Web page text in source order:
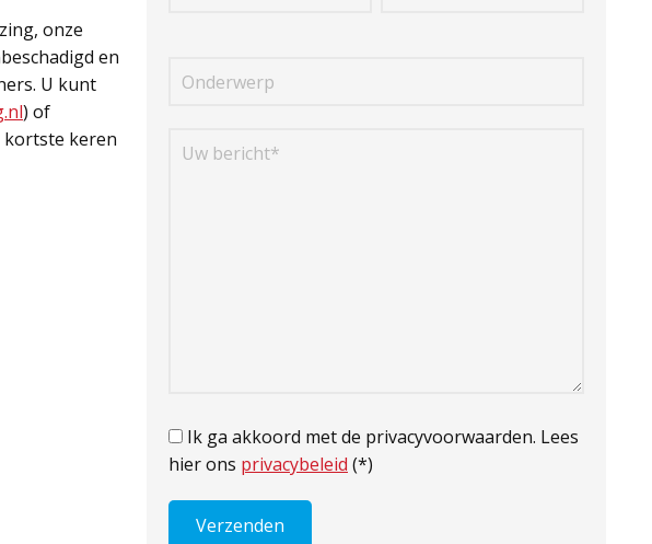
onze
en
U kunt
) of
kortste keren
Ik ga akkoord met de privacyvoorwaarden. Lees
hier ons privacybeleid (*)